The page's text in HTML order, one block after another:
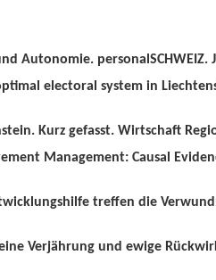
Autonomie. personalSCHWEIZ.
electoral system in
Kurz gefasst. Wirtschaft
Management: Causal
treffen die
Verjährung und ewige